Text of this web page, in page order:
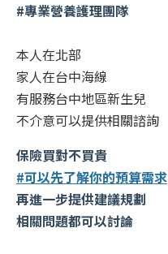
#專業營養護理團隊
本人在北部
家人在台中海線
有服務台中地區新生兒
不介意可以提供相關諮詢
保險買對不買貴
#可以先了解你的預算需求
再進一步提供建議規劃
相關問題都可以討論